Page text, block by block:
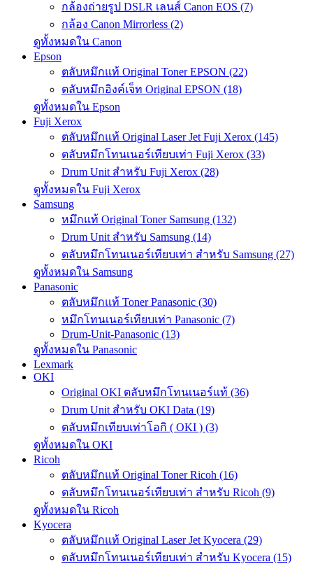
กล้องถ่ายรูป DSLR เลนส์ Canon EOS (7)
กล้อง Canon Mirrorless (2)
ดูทั้งหมดใน Canon
Epson
ตลับหมึกแท้ Original Toner EPSON (22)
ตลับหมึกอิงค์เจ็ท Original EPSON (18)
ดูทั้งหมดใน Epson
Fuji Xerox
ตลับหมึกแท้ Original Laser Jet Fuji Xerox (145)
ตลับหมึกโทนเนอร์เทียบเท่า Fuji Xerox (33)
Drum Unit สำหรับ Fuji Xerox (28)
ดูทั้งหมดใน Fuji Xerox
Samsung
หมึกแท้ Original Toner Samsung (132)
Drum Unit สำหรับ Samsung (14)
ตลับหมึกโทนเนอร์เทียบเท่า สำหรับ Samsung (27)
ดูทั้งหมดใน Samsung
Panasonic
ตลับหมึกแท้ Toner Panasonic (30)
หมึกโทนเนอร์เทียบเท่า Panasonic (7)
Drum-Unit-Panasonic (13)
ดูทั้งหมดใน Panasonic
Lexmark
OKI
Original OKI ตลับหมึกโทนเนอร์แท้ (36)
Drum Unit สำหรับ OKI Data (19)
ตลับหมึกเทียบเท่าโอกิ ( OKI ) (3)
ดูทั้งหมดใน OKI
Ricoh
ตลับหมึกแท้ Original Toner Ricoh (16)
ตลับหมึกโทนเนอร์เทียบเท่า สำหรับ Ricoh (9)
ดูทั้งหมดใน Ricoh
Kyocera
ตลับหมึกแท้ Original Laser Jet Kyocera (29)
ตลับหมึกโทนเนอร์เทียบเท่า สำหรับ Kyocera (15)